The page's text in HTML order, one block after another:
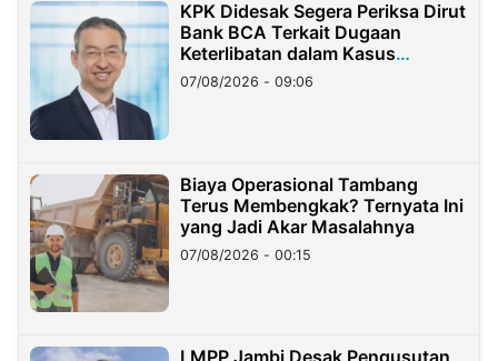
KPK Didesak Segera Periksa Dirut
Bank BCA Terkait Dugaan
Keterlibatan dalam Kasus
Hilangnya Dana Nasabah Rp2,58
Miliar
07/08/2026 - 09:06
Biaya Operasional Tambang
Terus Membengkak? Ternyata Ini
yang Jadi Akar Masalahnya
07/08/2026 - 00:15